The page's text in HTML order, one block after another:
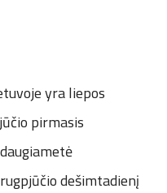
yra liepos
pirmasis
dešimtadienį